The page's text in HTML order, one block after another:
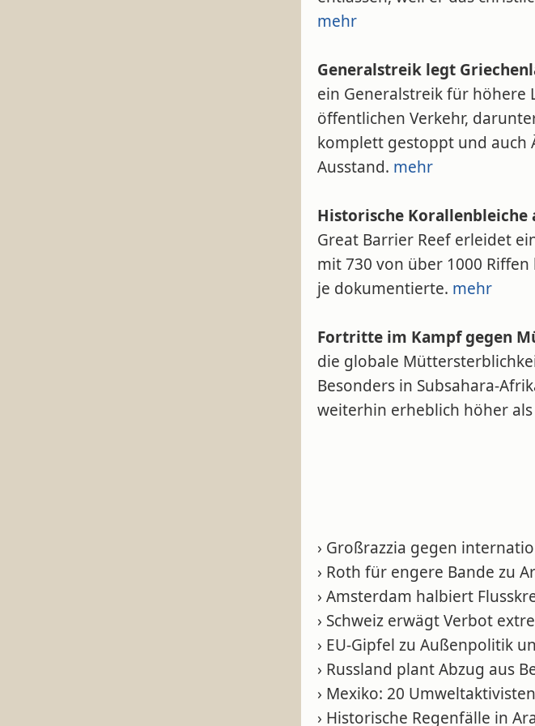
mehr
Generalstreik legt
ein Generalstreik für höhere
öffentlichen Verkehr,
komplett gestoppt und auch
Ausstand. mehr
Historische Korallenbleiche
Great Barrier Reef erleidet
mit 730 von über 1000
je dokumentierte. mehr
Fortritte im Kampf gegen
die globale
Besonders in Subsahara-
weiterhin erheblich höher
› Großrazzia gegen
› Roth für engere Bande zu
› Amsterdam halbiert
› Schweiz erwägt Verbot
› EU-Gipfel zu Außenpolitik
› Russland plant Abzug aus
› Mexiko: 20
› Historische Regenfälle in